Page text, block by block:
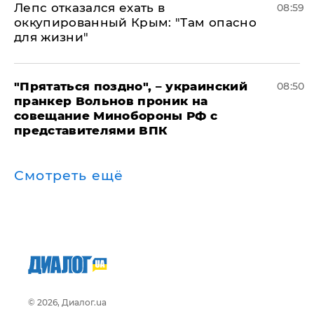
Лепс отказался ехать в
оккупированный Крым: "Там опасно
для жизни"
08:59
"Прятаться поздно", – украинский
пранкер Вольнов проник на
совещание Минобороны РФ с
представителями ВПК
08:50
Смотреть ещё
© 2026, Диалог.ua